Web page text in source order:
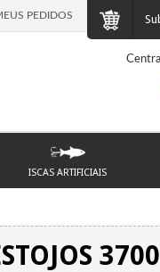
PEDIDOS
ISCAS ARTIFICIAIS
3700